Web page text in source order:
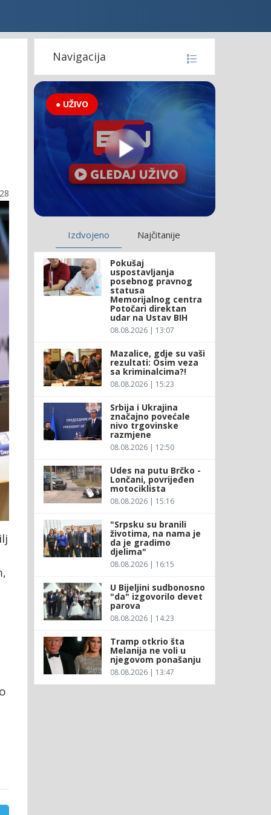
Navigacija
● UŽIVO
Izdvojeno Najčitanije
Pokušaj
uspostavljanja
posebnog pravnog
statusa
Memorijalnog centra
Potočari direktan
udar na Ustav BIH
08.08.2026 | 13:07
Mazalice, gdje su vaši
rezultati: Osim veza
sa kriminalcima?!
08.08.2026 | 15:23
Srbija i Ukrajina
značajno povećale
nivo trgovinske
razmjene
08.08.2026 | 12:50
Udes na putu Brčko -
Lončani, povrijeđen
motociklista
08.08.2026 | 15:16
"Srpsku su branili
životima, na nama je
da je gradimo
djelima"
08.08.2026 | 16:15
U Bijeljini sudbonosno
"da" izgovorilo devet
parova
08.08.2026 | 14:23
Tramp otkrio šta
Melanija ne voli u
njegovom ponašanju
08.08.2026 | 13:47